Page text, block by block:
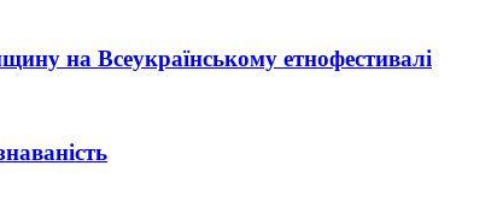
на Всеукраїнському етнофестивалі